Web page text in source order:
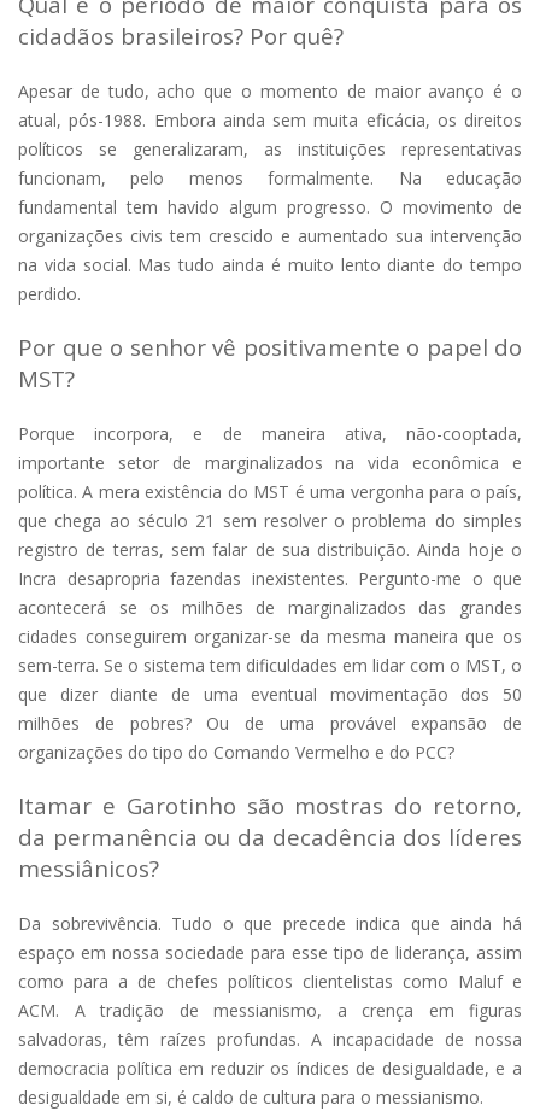
cidadãos brasileiros? Por quê?
Apesar de tudo, acho que o momento de maior avanço é o
atual, pós-1988. Embora ainda sem muita eficácia, os direitos
políticos se generalizaram, as instituições representativas
funcionam, pelo menos formalmente. Na educação
fundamental tem havido algum progresso. O movimento de
organizações civis tem crescido e aumentado sua intervenção
na vida social. Mas tudo ainda é muito lento diante do tempo
perdido.
Por que o senhor vê positivamente o papel do
MST?
Porque incorpora, e de maneira ativa, não-cooptada,
importante setor de marginalizados na vida econômica e
política. A mera existência do MST é uma vergonha para o país,
que chega ao século 21 sem resolver o problema do simples
registro de terras, sem falar de sua distribuição. Ainda hoje o
Incra desapropria fazendas inexistentes. Pergunto-me o que
acontecerá se os milhões de marginalizados das grandes
cidades conseguirem organizar-se da mesma maneira que os
sem-terra. Se o sistema tem dificuldades em lidar com o MST, o
que dizer diante de uma eventual movimentação dos 50
milhões de pobres? Ou de uma provável expansão de
organizações do tipo do Comando Vermelho e do PCC?
Itamar e Garotinho são mostras do retorno,
da permanência ou da decadência dos líderes
messiânicos?
Da sobrevivência. Tudo o que precede indica que ainda há
espaço em nossa sociedade para esse tipo de liderança, assim
como para a de chefes políticos clientelistas como Maluf e
ACM. A tradição de messianismo, a crença em figuras
salvadoras, têm raízes profundas. A incapacidade de nossa
democracia política em reduzir os índices de desigualdade, e a
desigualdade em si, é caldo de cultura para o messianismo.